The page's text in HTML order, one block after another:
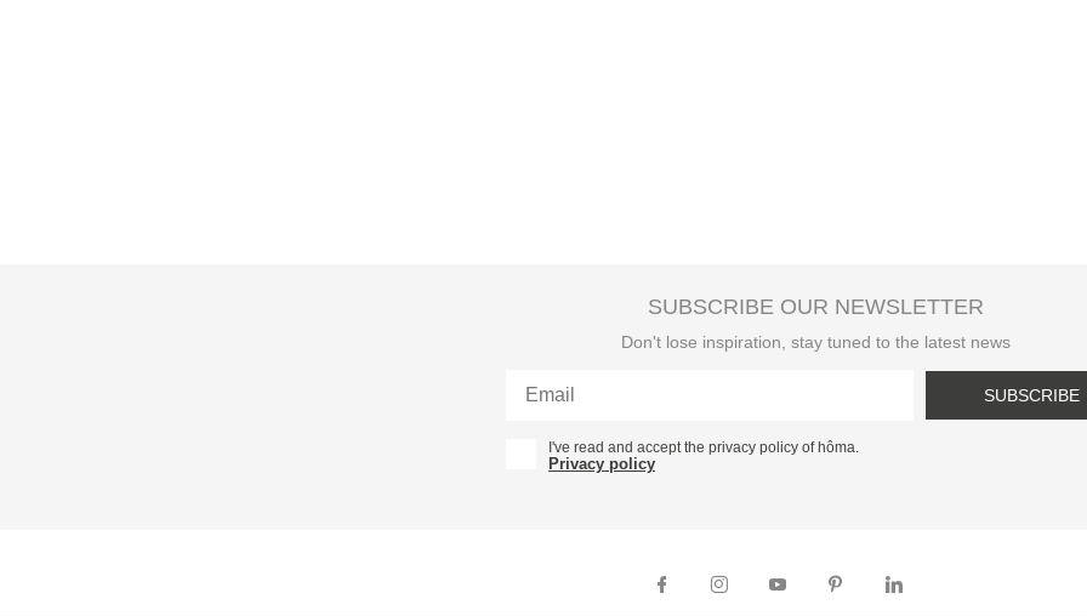
SUBSCRIBE OUR NEWSLETTER
Don't lose inspiration, stay tuned to the latest news
SUBSCRIBE
I've read and accept the privacy policy of hôma.
Privacy policy